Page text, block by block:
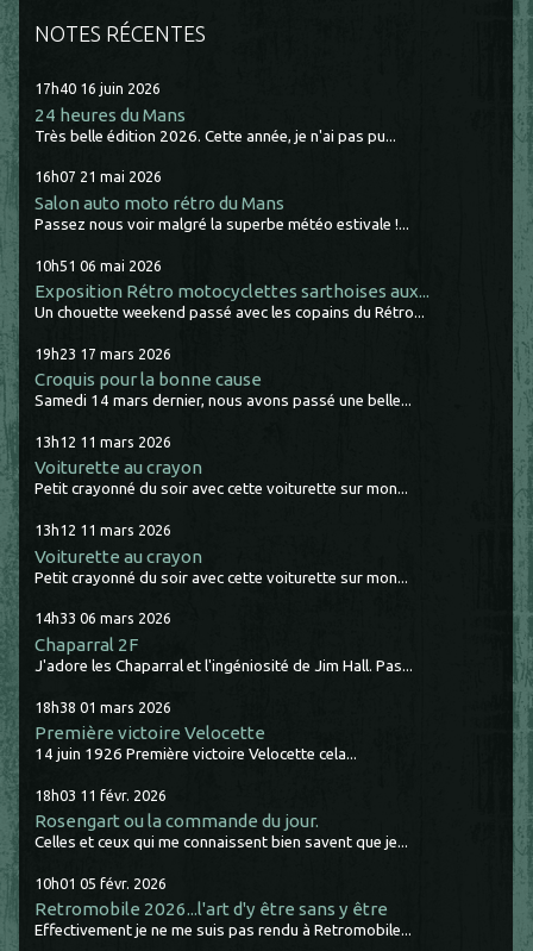
NOTES RÉCENTES
17h40 16 juin 2026
24 heures du Mans
Très belle édition 2026. Cette année, je n'ai pas pu...
16h07 21 mai 2026
Salon auto moto rétro du Mans
Passez nous voir malgré la superbe météo estivale !...
10h51 06 mai 2026
Exposition Rétro motocyclettes sarthoises aux...
Un chouette weekend passé avec les copains du Rétro...
19h23 17 mars 2026
Croquis pour la bonne cause
Samedi 14 mars dernier, nous avons passé une belle...
13h12 11 mars 2026
Voiturette au crayon
Petit crayonné du soir avec cette voiturette sur mon...
13h12 11 mars 2026
Voiturette au crayon
Petit crayonné du soir avec cette voiturette sur mon...
14h33 06 mars 2026
Chaparral 2F
J'adore les Chaparral et l'ingéniosité de Jim Hall. Pas...
18h38 01 mars 2026
Première victoire Velocette
14 juin 1926 Première victoire Velocette cela...
18h03 11 févr. 2026
Rosengart ou la commande du jour.
Celles et ceux qui me connaissent bien savent que je...
10h01 05 févr. 2026
Retromobile 2026...l'art d'y être sans y être
Effectivement je ne me suis pas rendu à Retromobile...